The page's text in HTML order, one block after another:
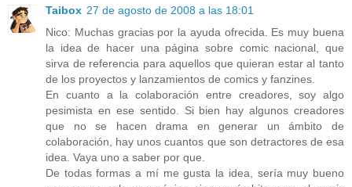
Taibox 27 de agosto de 2008 a las 18:01
Nico: Muchas gracias por la ayuda ofrecida. Es muy buena
la idea de hacer una página sobre comic nacional, que
sirva de referencia para aquellos que quieran estar al tanto
de los proyectos y lanzamientos de comics y fanzines.
En cuanto a la colaboración entre creadores, soy algo
pesimista en ese sentido. Si bien hay algunos creadores
que no se hacen drama en generar un ámbito de
colaboración, hay unos cuantos que son detractores de esa
idea. Vaya uno a saber por que.
De todas formas a mí me gusta la idea, sería muy bueno